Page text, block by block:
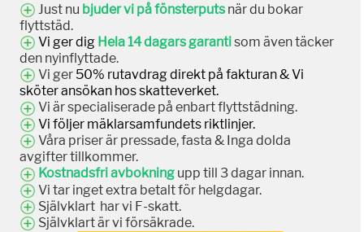
Just nu bjuder vi på fönsterputs när du bokar
flyttstäd.
Vi ger dig Hela 14 dagars garantisom även täcker
den nyinflyttade.
Vi ger 50% rutavdrag direkt på fakturan & Vi
sköter ansökan hos skatteverket.
Vi är specialiserade på enbart flyttstädning.
Vi följer mäklarsamfundets riktlinjer.
Våra priser är pressade, fasta & Inga dolda
avgifter tillkommer.
Kostnadsfri avbokning upp till 3 dagar innan.
Vi tar inget extra betalt för helgdagar.
Självklart har vi F-skatt.
Självklart är vi försäkrade.